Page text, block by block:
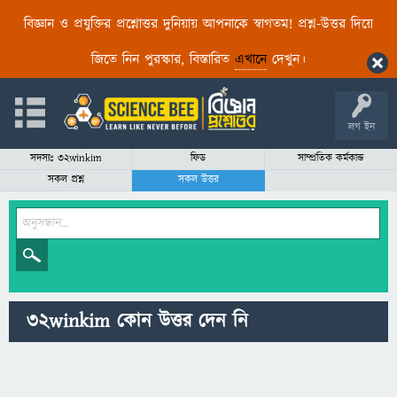
বিজ্ঞান ও প্রযুক্তির প্রশ্নোত্তর দুনিয়ায় আপনাকে স্বাগতম! প্রশ্ন-উত্তর দিয়ে
জিতে নিন পুরস্কার, বিস্তারিত এখানেদেখুন।
লগ ইন
সদস্যঃ 32winkim ফিড
সাম্প্রতিক কর্মকান্ড
সকল প্রশ্ন
সকল উত্তর
32winkim কোন উত্তর দেন নি